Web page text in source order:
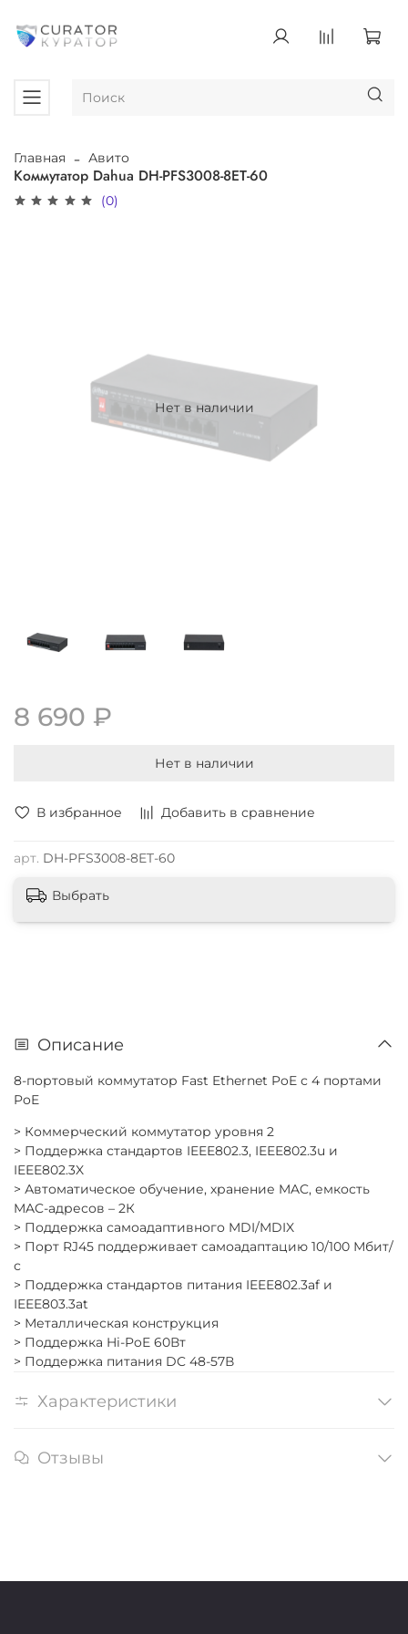
Главная Авито
Коммутатор Dahua DH-PFS3008-8ET-60
(0)
В избранное Добавить в сравнение
арт. DH-PFS3008-8ET-60
Нет в наличии
8 690 ₽
Нет в наличии
Выбрать
Описание
8-портовый коммутатор Fast Ethernet PoE с 4 портами
PoE
> Коммерческий коммутатор уровня 2
> Поддержка стандартов IEEE802.3, IEEE802.3u и
IEEE802.3X
> Автоматическое обучение, хранение MAC, емкость
MAC-адресов – 2К
> Поддержка самоадаптивного MDI/MDIX
> Порт RJ45 поддерживает самоадаптацию 10/100 Мбит/
с
> Поддержка стандартов питания IEEE802.3af и
IEEE803.3at
> Металлическая конструкция
> Поддержка Hi-PoE 60Вт
> Поддержка питания DC 48-57В
Характеристики
Отзывы